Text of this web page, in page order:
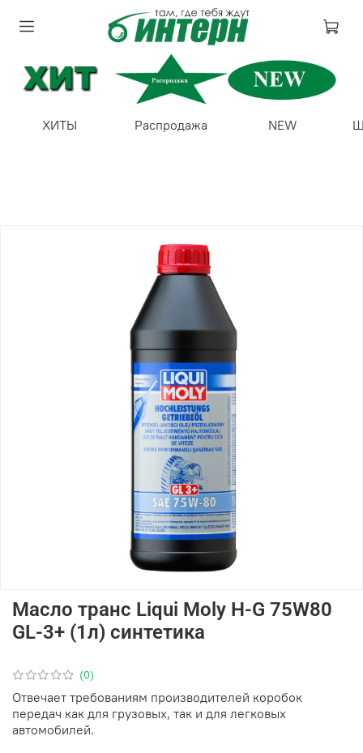
ХИТЫ Распродажа NEW
(0)
Масло транс Liqui Moly H-G 75W80
GL-3+ (1л) синтетика
Отвечает требованиям производителей коробок
передач как для грузовых, так и для легковых
автомобилей.